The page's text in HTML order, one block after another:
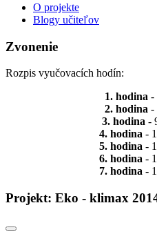
O projekte
Blogy učiteľov
Zvonenie
Rozpis vyučovacích hodín:
1. hodina -
2. hodina -
3. hodina -
4. hodina -
5. hodina -
6. hodina -
7. hodina -
Projekt: Eko - klimax